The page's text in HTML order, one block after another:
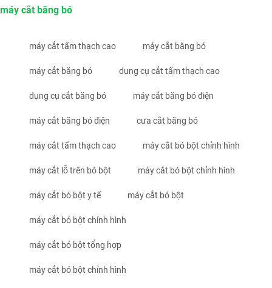
máy cắt băng bó
máy cắt tấm thạch cao máy cắt băng bó
máy cắt băng bó dụng cụ cắt tấm thạch cao
dụng cụ cắt băng bó máy cắt băng bó điện
máy cắt băng bó điện cưa cắt băng bó
máy cắt tấm thạch cao máy cắt bó bột chỉnh hình
máy cắt lỗ trên bó bột máy cắt bó bột chỉnh hình
máy cắt bó bột y tế máy cắt bó bột
máy cắt bó bột chỉnh hình
máy cắt bó bột tổng hợp
máy cắt bó bột chỉnh hình